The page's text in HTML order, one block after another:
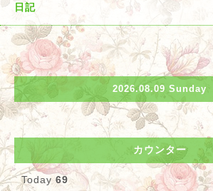
日記
2026.08.09 Sunday
カウンター
Today69